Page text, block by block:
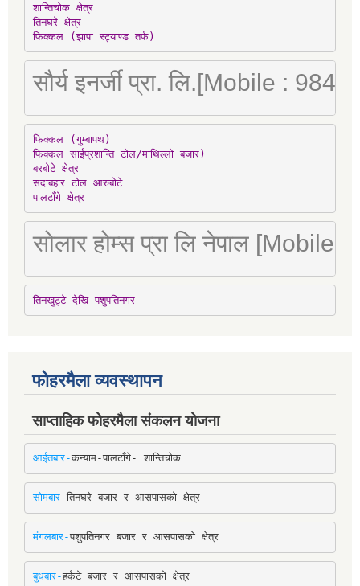
शान्तिचोक क्षेत्र
तिनघरे क्षेत्र
फिक्कल (झापा स्ट्याण्ड तर्फ)
सौर्य इनर्जी प्रा. लि.[Mobile :
फिक्कल (गुम्बापथ)
फिक्कल साईप्रशान्ति टोल/माथिल्लो बजार)
बरबोटे क्षेत्र
सदाबहार टोल आरुबोटे
पालटाँगे क्षेत्र
सोलार होम्स प्रा लि नेपाल [Mobile
तिनखुट्टे देखि पशुपतिनगर
फोहरमैला व्यवस्थापन
साप्ताहिक फोहरमैला संकलन योजना
आईतबार-कन्याम-पालटाँगे- शान्तिचोक
सोमबार-तिनघरे बजार र आसपासको क्षेत्र
मंगलबार-पशुपतिनगर बजार र आसपासको क्षेत्र
बुधबार-हर्कटे बजार र आसपासको क्षेत्र